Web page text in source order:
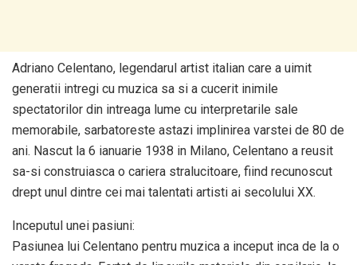
Adriano Celentano, legendarul artist italian care a uimit
generatii intregi cu muzica sa si a cucerit inimile
spectatorilor din intreaga lume cu interpretarile sale
memorabile, sarbatoreste astazi implinirea varstei de 80 de
ani. Nascut la 6 ianuarie 1938 in Milano, Celentano a reusit
sa-si construiasca o cariera stralucitoare, fiind recunoscut
drept unul dintre cei mai talentati artisti ai secolului XX.
Inceputul unei pasiuni:
Pasiunea lui Celentano pentru muzica a inceput inca de la o